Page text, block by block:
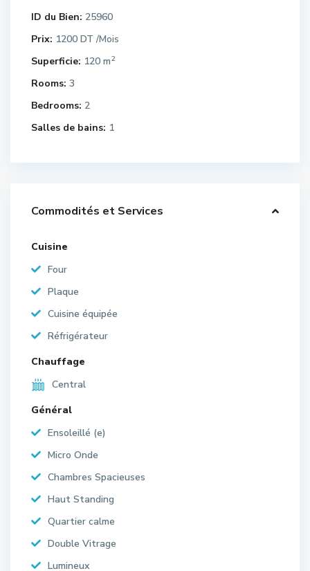
ID du Bien: 25960
Prix: 1200 DT /Mois
Superficie: 120 m2
Rooms: 3
Bedrooms: 2
Salles de bains: 1
Commodités et Services
Cuisine
Four
Plaque
Cuisine équipée
Réfrigérateur
Chauffage
Central
Général
Ensoleillé (e)
Micro Onde
Chambres Spacieuses
Haut Standing
Quartier calme
Double Vitrage
Lumineux